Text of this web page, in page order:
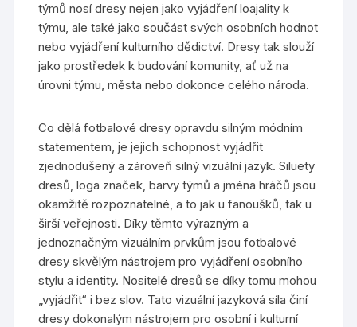
týmů nosí dresy nejen jako vyjádření loajality k
týmu, ale také jako součást svých osobních hodnot
nebo vyjádření kulturního dědictví. Dresy tak slouží
jako prostředek k budování komunity, ať už na
úrovni týmu, města nebo dokonce celého národa.
Co dělá fotbalové dresy opravdu silným módním
statementem, je jejich schopnost vyjádřit
zjednodušený a zároveň silný vizuální jazyk. Siluety
dresů, loga značek, barvy týmů a jména hráčů jsou
okamžitě rozpoznatelné, a to jak u fanoušků, tak u
širší veřejnosti. Díky těmto výrazným a
jednoznačným vizuálním prvkům jsou fotbalové
dresy skvělým nástrojem pro vyjádření osobního
stylu a identity. Nositelé dresů se díky tomu mohou
„vyjádřit“ i bez slov. Tato vizuální jazyková síla činí
dresy dokonalým nástrojem pro osobní i kulturní